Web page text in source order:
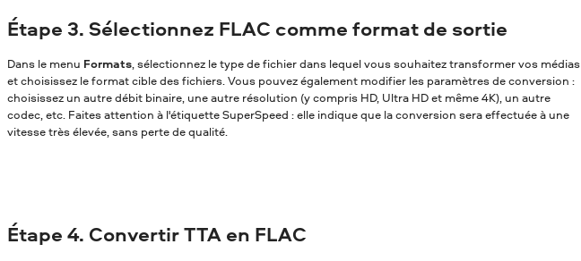
Étape 3. Sélectionnez FLAC comme format de sortie
Dans le menu Formats, sélectionnez le type de fichier dans lequel vous souhaitez transformer vos médias
et choisissez le format cible des fichiers. Vous pouvez également modifier les paramètres de conversion :
choisissez un autre débit binaire, une autre résolution (y compris HD, Ultra HD et même 4K), un autre
codec, etc. Faites attention à l'étiquette SuperSpeed : elle indique que la conversion sera effectuée à une
vitesse très élevée, sans perte de qualité.
Étape 4. Convertir TTA en FLAC